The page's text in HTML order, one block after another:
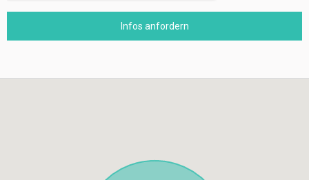
Infos anfordern